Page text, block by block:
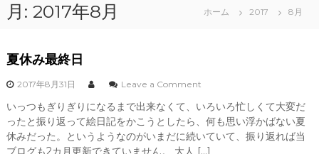
ス
プ
月: 2017年8月 ホーム 2017 8月
夏休み最終日
2017年8月31日 Leave a Commento
夏
休
み
最
いっつもぎりぎりになるまで出来なくて、いろいろ忙しくて大変だ
ったと振り返って絵日記をかこうとしたら、何も思い浮かばない夏
休みだった。というようなのがいまだに続いていて、振り返れば当
ブログも2カ月更新できていません。 大人 […]